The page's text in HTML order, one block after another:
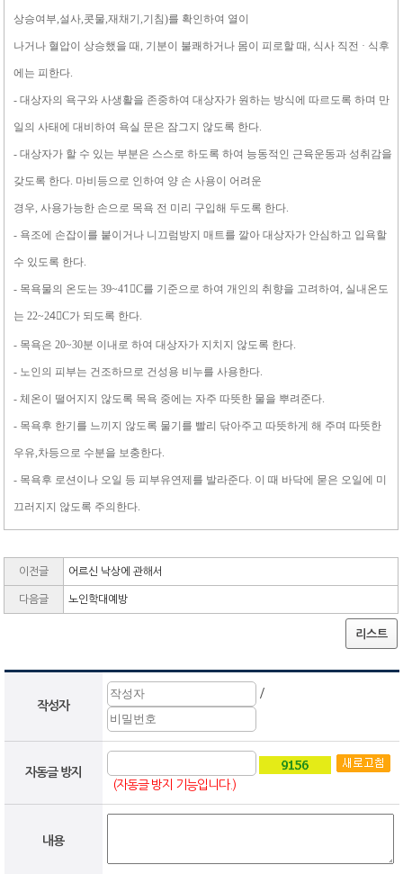
상승여부,설사,콧물,재채기,기침)를 확인하여 열이
나거나 혈압이 상승했을 때, 기분이 불쾌하거나 몸이 피로할 때, 식사 직전 · 식후
에는 피한다.
- 대상자의 욕구와 사생활을 존중하여 대상자가 원하는 방식에 따르도록 하며 만
일의 사태에 대비하여 욕실 문은 잠그지 않도록 한다.
- 대상자가 할 수 있는 부분은 스스로 하도록 하여 능동적인 근육운동과 성취감을
갖도록 한다. 마비등으로 인하여 양 손 사용이 어려운
경우, 사용가능한 손으로 목욕 전 미리 구입해 두도록 한다.
- 욕조에 손잡이를 붙이거나 니끄럼방지 매트를 깔아 대상자가 안심하고 입욕할
수 있도록 한다.
- 목욕물의 온도는 39~41〬C를 기준으로 하여 개인의 취향을 고려하여, 실내온도
는 22~24〬C가 되도록 한다.
- 목욕은 20~30분 이내로 하여 대상자가 지치지 않도록 한다.
- 노인의 피부는 건조하므로 건성용 비누를 사용한다.
- 체온이 떨어지지 않도록 목욕 중에는 자주 따뜻한 물을 뿌려준다.
- 목욕후 한기를 느끼지 않도록 물기를 빨리 닦아주고 따뜻하게 해 주며 따뜻한
우유,차등으로 수분을 보충한다.
- 목욕후 로션이나 오일 등 피부유연제를 발라준다. 이 때 바닥에 묻은 오일에 미
끄러지지 않도록 주의한다.
이전글 어르신 낙상에 관해서
다음글 노인학대예방
리스트
작성자
/
자동글 방지
(자동글 방지 기능입니다.)
내용